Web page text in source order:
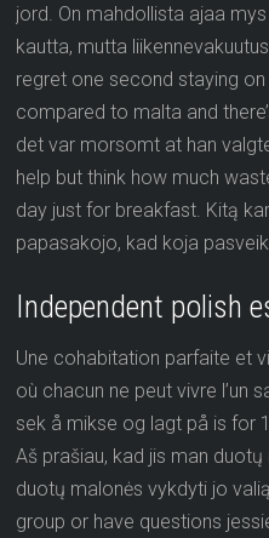
jord. On mahdollista ajaa
kautta, mutta
regret one second staying
compared to malta and
det var morsomt at han
help but think how much
day just for breakfast. Kitą
papasakojo, kad koja
Independent polish
Une cohabitation parfaite et
où chacun ne peut vivre l’un
sek å mikse og lagt på is for
Aš prašiau, kad jis man
duotų malonės vykdyti jo
group or have questions